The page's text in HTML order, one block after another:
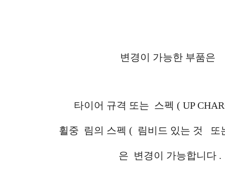
변경이 가능한 부품은
타이어 규격 또는 스펙 ( UP
휠중 림의 스펙 ( 림비드 있는 것 또
은 변경이 가능합니다 .